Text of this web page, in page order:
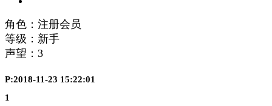
角色：注册会员
等级：新手
声望： 3
P:2018-11-23 15:22:01
1